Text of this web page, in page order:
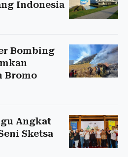
Indonesia
Bombing
Bromo
Angkat
Sketsa